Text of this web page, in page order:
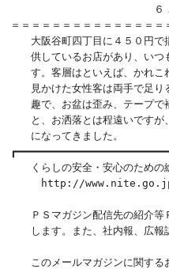
６．編集
＝＝＝＝＝＝＝＝＝＝＝＝＝＝
大阪谷町四丁目に４５０円で
供しているお店があり、いつ
す。客層はといえば、かれこ
見かけた女性客は両手で足り
趣で、お盆は歪み、テープで
と、お洒落とは程遠いですが
になってきました。
くらしの安全・安心のための
http://
ＰＳマガジン配信先の紹介等
します。また、社内報、広報
このメールマガジンに関する